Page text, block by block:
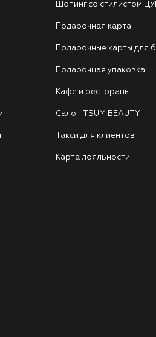
Шопинг со стилистом
Подарочная карта
Подарочные карты для
Подарочная упаковка
Кафе и рестораны
Салон TSUM BEAUTY
Такси для клиентов
Карта лояльности